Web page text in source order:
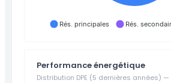
Rés. principales Rés.
Performance énergétique
Distribution DPE (5 dernières années) —